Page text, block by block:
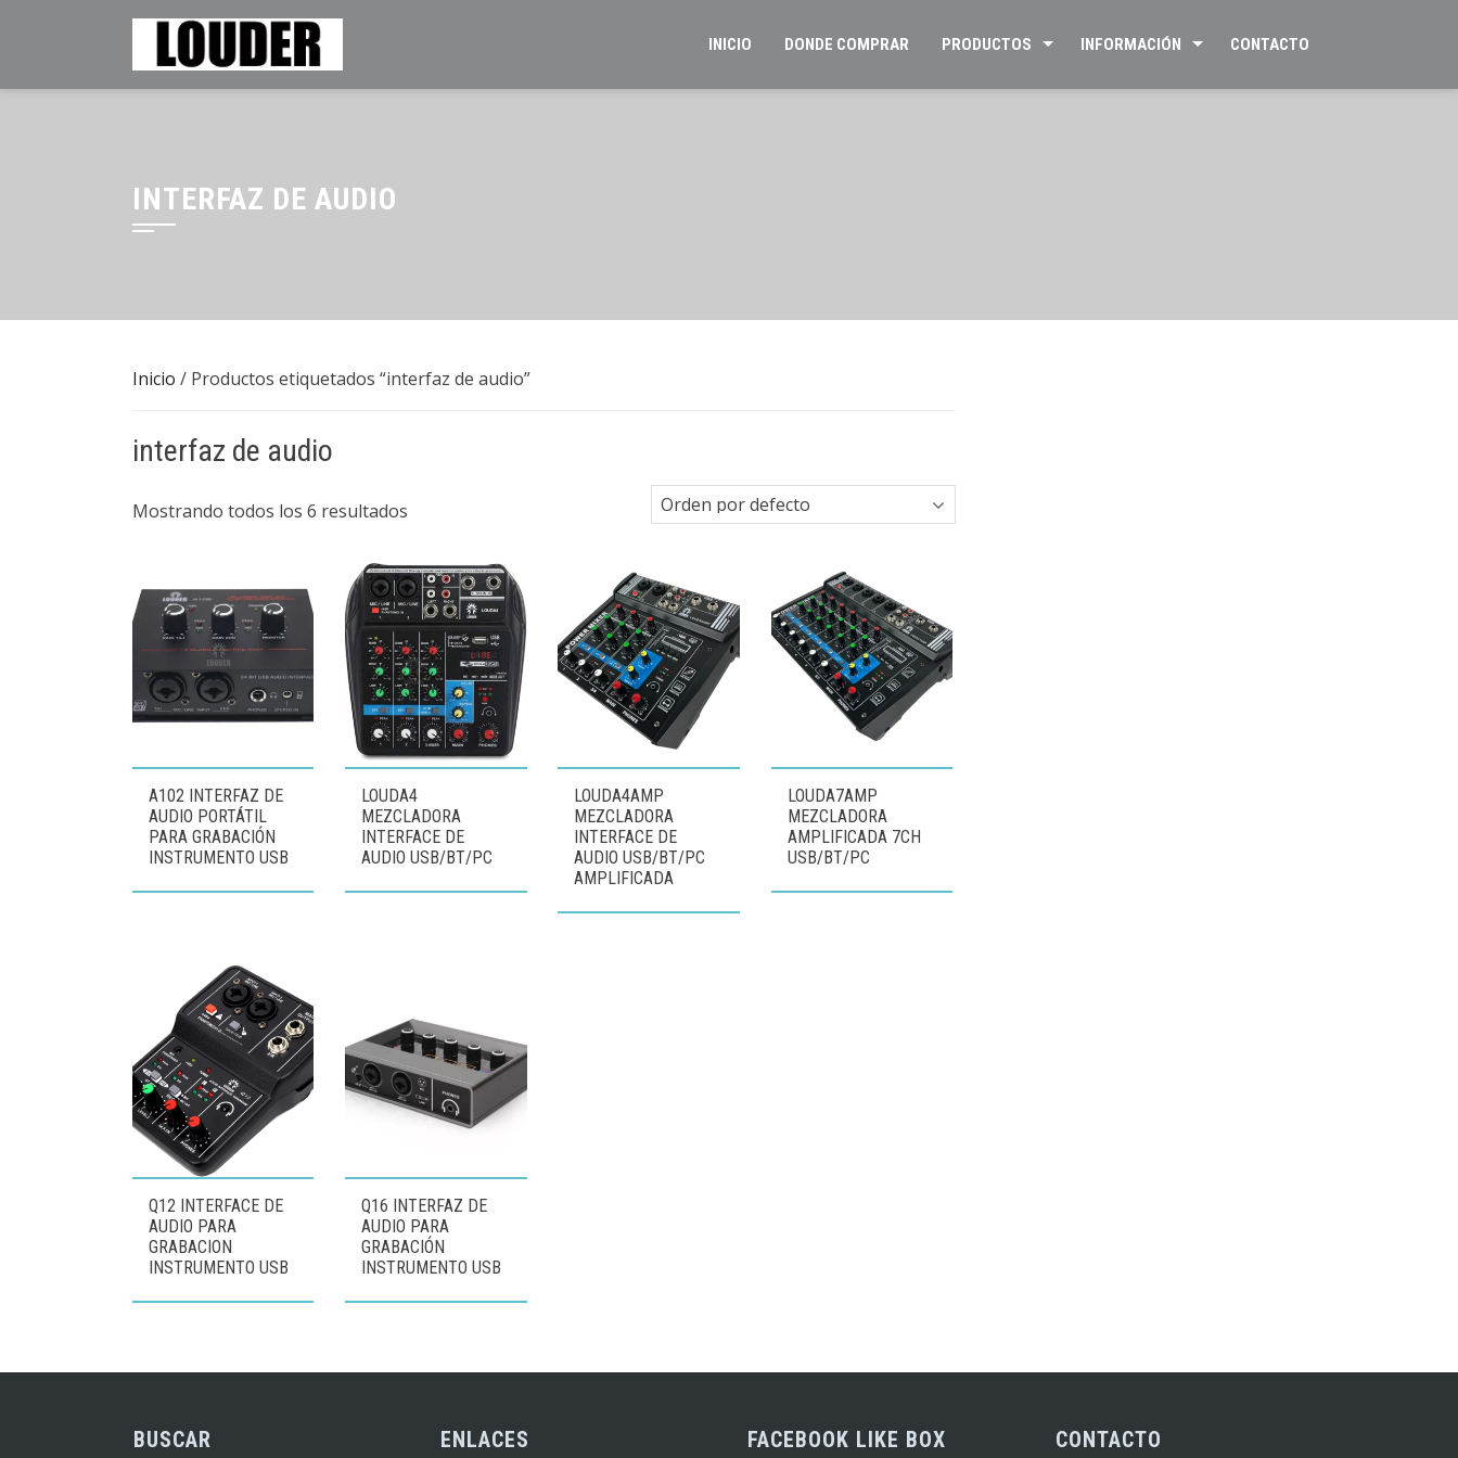
INICIO DONDE COMPRAR PRODUCTOS INFORMACIÓN CONTACTO
INTERFAZ DE AUDIO
Inicio / Productos etiquetados “interfaz de audio”
interfaz de audio
Mostrando todos los 6 resultados
A102 INTERFAZ DE
AUDIO PORTÁTIL
PARA GRABACIÓN
INSTRUMENTO USB
LOUDA4
MEZCLADORA
INTERFACE DE
AUDIO USB/BT/PC
LOUDA4AMP
MEZCLADORA
INTERFACE DE
AUDIO USB/BT/PC
AMPLIFICADA
LOUDA7AMP
MEZCLADORA
AMPLIFICADA 7CH
USB/BT/PC
Q12 INTERFACE DE
AUDIO PARA
GRABACION
INSTRUMENTO USB
Q16 INTERFAZ DE
AUDIO PARA
GRABACIÓN
INSTRUMENTO USB
BUSCAR ENLACES FACEBOOK LIKE BOX CONTACTO